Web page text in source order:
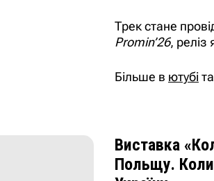
Трек стане
Promin’26, реліз
Більше в ютубіта
Виставка
Польщу.